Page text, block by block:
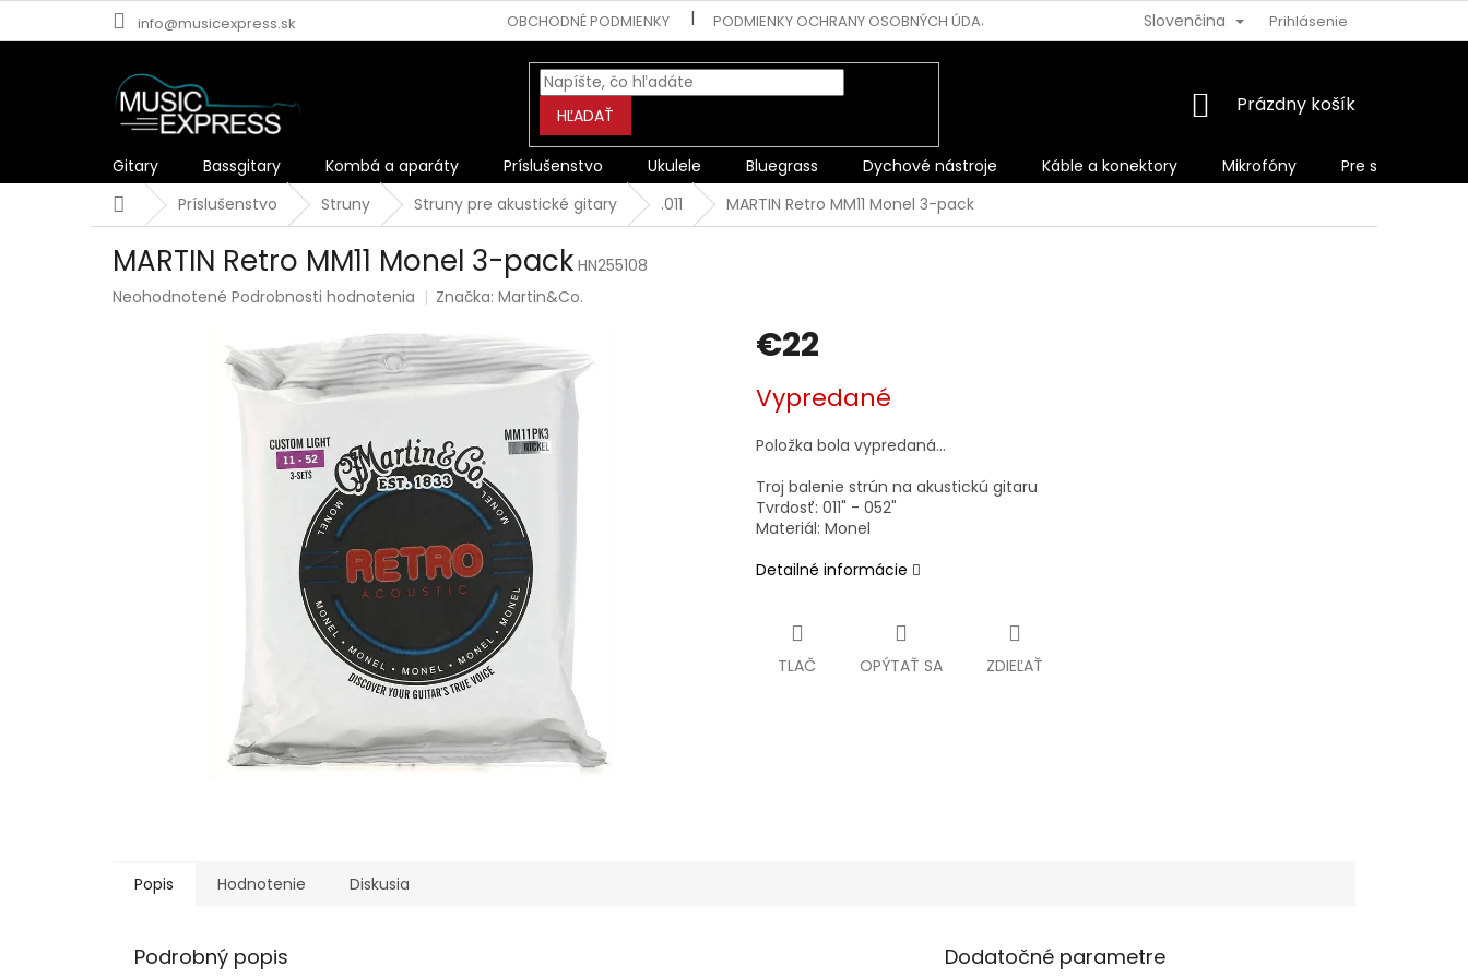
info@musicexpress.sk OBCHODNÉ PODMIENKY PODMIENKY OCHRANY OSOBNÝCH ÚDAJOV VRÁTENIE TOVARUSlovenčina Prihlásenie
HĽADAŤ
NÁKUPNÝ
Prázdny košík
Gitary Bassgitary Kombá a aparáty Príslušenstvo Ukulele Bluegrass Dychové nástroje Káble a konektory Mikrofóny
Pre spevákov
DomovPríslušenstvo Struny Struny pre akustické gitary .011 MARTIN Retro MM11 Monel 3-pack
MARTIN Retro MM11 Monel 3-pack HN255108
Priemerné
Neohodnotené Podrobnosti hodnotenia Značka:Martin&Co.
€22
cena:
Vypredané
Položka bola vypredaná…
Troj balenie strún na akustickú gitaru
Tvrdosť: 011" - 052"
Materiál: Monel
Detailné informácie
TLAČ OPÝTAŤ SA ZDIEĽAŤ
Popis Hodnotenie Diskusia
Podrobný popis Dodatočné parametre